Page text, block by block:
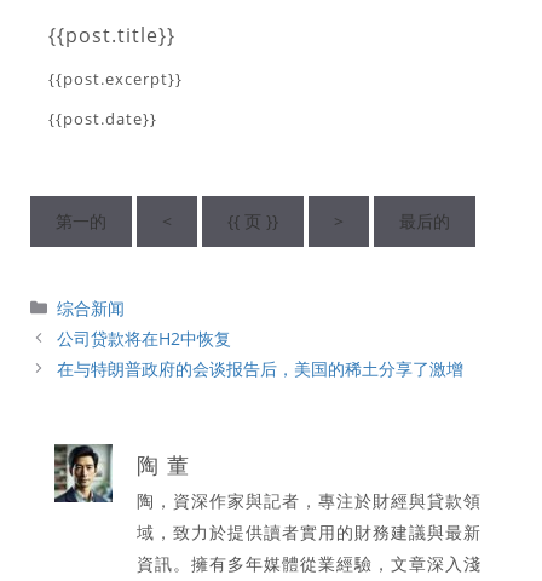
{{post.title}}
{{post.excerpt}}
{{post.date}}
第一的 < {{ 页 }} > 最后的
分
類
综合新闻
公司贷款将在H2中恢复
在与特朗普政府的会谈报告后，美国的稀土分享了激增
陶 董
陶，資深作家與記者，專注於財經與貸款領
域，致力於提供讀者實用的財務建議與最新
資訊。擁有多年媒體從業經驗，文章深入淺